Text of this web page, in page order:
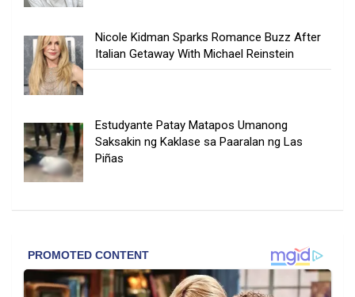
Nicole Kidman Sparks Romance Buzz After
Italian Getaway With Michael Reinstein
Estudyante Patay Matapos Umanong
Saksakin ng Kaklase sa Paaralan ng Las
Piñas